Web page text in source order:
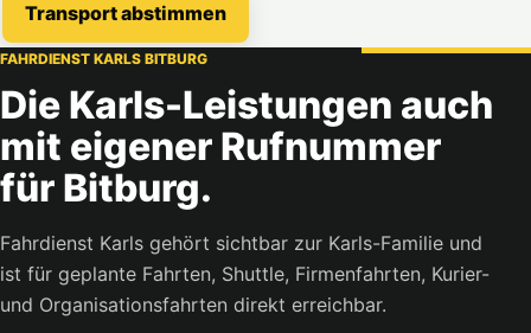
Transport abstimmen
FAHRDIENST KARLS BITBURG
Die Karls-Leistungen auch
mit eigener Rufnummer
für Bitburg.
Fahrdienst Karls gehört sichtbar zur Karls-Familie und
ist für geplante Fahrten, Shuttle, Firmenfahrten, Kurier-
und Organisationsfahrten direkt erreichbar.